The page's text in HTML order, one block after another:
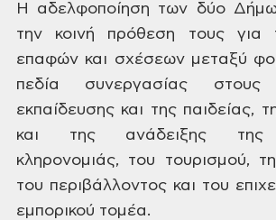
Η αδελφοποίηση των δύο
την κοινή πρόθεση τους για
επαφών και σχέσεωνμεταξύ
πεδία συνεργασίας
εκπαίδευσης και τηςπαιδείας,
και της ανάδειξης της
κληρονομιάς, του τουρισμού,
του περιβάλλοντος και του
εμπορικού τομέα.